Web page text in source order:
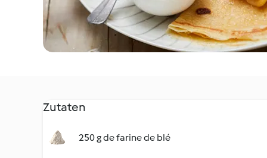
Zutaten
250 g de farine de blé